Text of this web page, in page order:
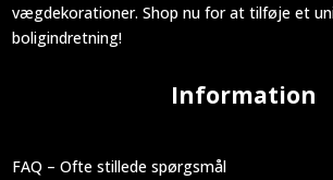
vægdekorationer. Shop nu for at tilføje et
boligindretning!
Information
FAQ – Ofte stillede spørgsmål